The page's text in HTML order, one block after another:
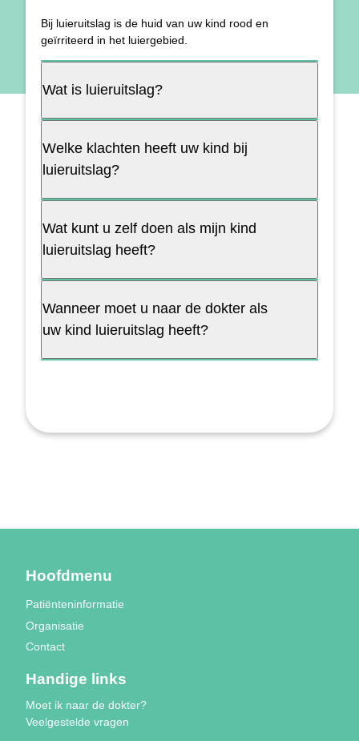
Bij luieruitslag is de huid van uw kind rood en
geïrriteerd in het luiergebied.
Wat is luieruitslag?
Welke klachten heeft uw kind bij
luieruitslag?
Wat kunt u zelf doen als mijn kind
luieruitslag heeft?
Wanneer moet u naar de dokter als
uw kind luieruitslag heeft?
Hoofdmenu
Patiënteninformatie
Organisatie
Contact
Handige links
Moet ik naar de dokter?
Veelgestelde vragen